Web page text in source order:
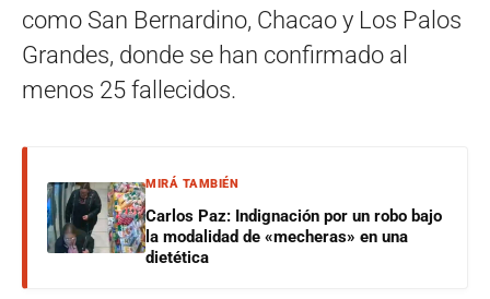
como San Bernardino, Chacao y Los Palos
Grandes, donde se han confirmado al
menos 25 fallecidos.
MIRÁ TAMBIÉN
Carlos Paz: Indignación por un robo bajo
la modalidad de «mecheras» en una
dietética